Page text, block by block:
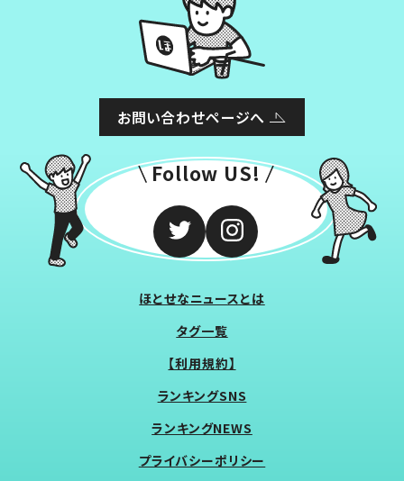
お問い合わせページへ
Follow US!
ほとせなニュースとは
タグ一覧
【利用規約】
ランキングSNS
ランキングNEWS
プライバシーポリシー